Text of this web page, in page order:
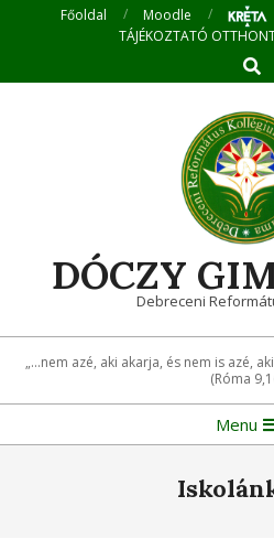
Főoldal Moodle
TÁJÉKOZTATÓ
DÓCZY
Debreceni
„...nem azé, aki akarja, és nem is azé,
(Róma
Navigation
Menu